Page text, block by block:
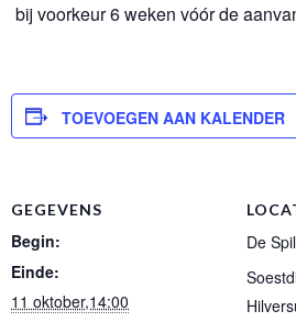
bij voorkeur 6 weken vóór de
TOEVOEGEN AAN KALENDER
GEGEVENS
Begin:
Einde:
11 oktober,14:00
De